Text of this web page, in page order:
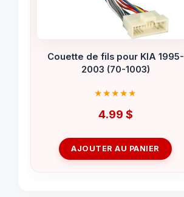
Couette de fils pour KIA 1995-
2003 (70-1003)
4.99 $
AJOUTER AU PANIER